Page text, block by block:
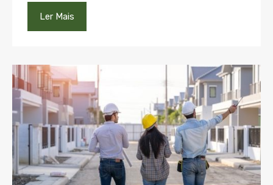
Ler Mais